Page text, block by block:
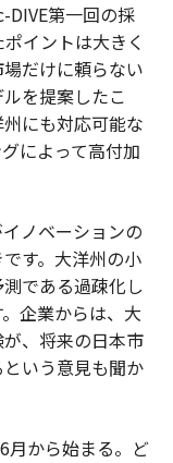
DIVE第一回の採
イントは大きく
だけに頼らない
を提案したこ
にも対応可能な
によって高付加
ノベーションの
す。大洋州の小
である過疎化し
企業からは、大
、将来の日本市
いう意見も聞か
月から始まる。ど